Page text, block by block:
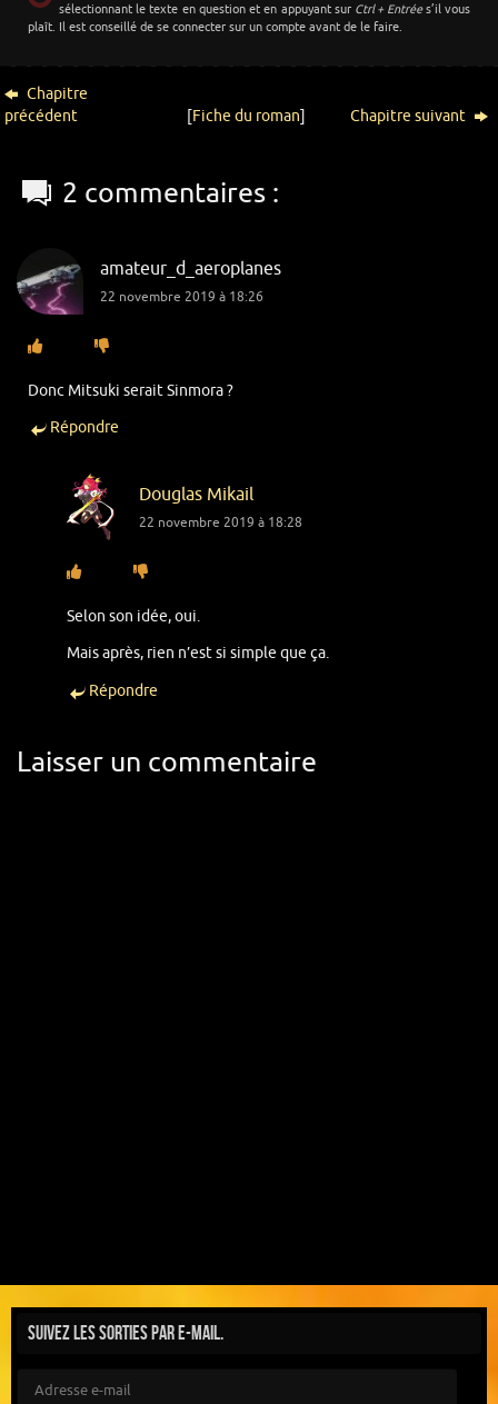
sélectionnant le texte en question et en appuyant sur Ctrl + Entrées’il vous
plaît. Il est conseillé de se connecter sur un compte avant de le faire.
Chapitre
précédent
[Fiche du roman] Chapitre suivant
2 commentaires :
amateur_d_aeroplanes
22 novembre 2019 à 18:26
Donc Mitsuki serait Sinmora ?
Répondre
Douglas Mikail
22 novembre 2019 à 18:28
Selon son idée, oui.
Mais après, rien n’est si simple que ça.
Répondre
Laisser un commentaire
Suivez les sorties par e-mail.